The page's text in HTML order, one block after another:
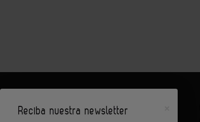
Reciba nuestra newsletter